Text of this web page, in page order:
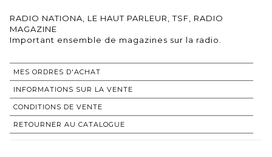
RADIO NATIONA, LE HAUT PARLEUR, TSF, RADIO
MAGAZINE
Important ensemble de magazines sur la radio.
MES ORDRES D'ACHAT
INFORMATIONS SUR LA VENTE
CONDITIONS DE VENTE
RETOURNER AU CATALOGUE